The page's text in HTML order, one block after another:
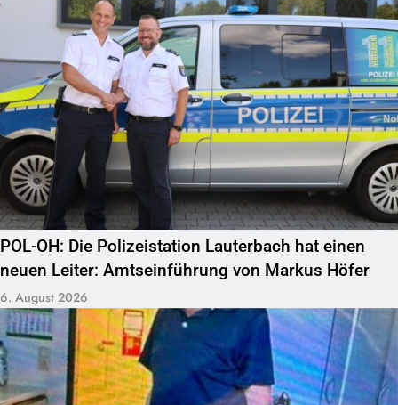
POL-OH: Die Polizeistation Lauterbach hat einen
neuen Leiter: Amtseinführung von Markus Höfer
6. August 2026